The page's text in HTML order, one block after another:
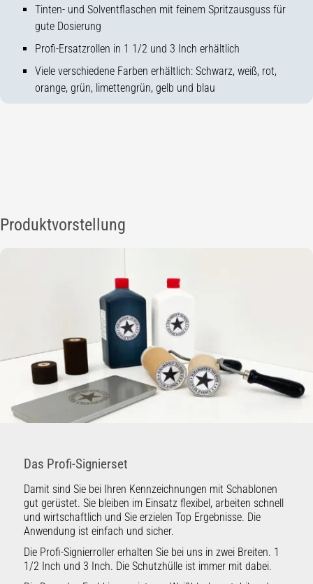
Tinten- und Solventflaschen mit feinem Spritzausguss für
gute Dosierung
Profi-Ersatzrollen in 1 1/2 und 3 Inch erhältlich
Viele verschiedene Farben erhältlich: Schwarz, weiß, rot,
orange, grün, limettengrün, gelb und blau
Produktvorstellung
Das Profi-Signierset
Damit sind Sie bei Ihren Kennzeichnungen mit Schablonen
gut gerüstet. Sie bleiben im Einsatz flexibel, arbeiten schnell
und wirtschaftlich und Sie erzielen Top Ergebnisse. Die
Anwendung ist einfach und sicher.
Die Profi-Signierroller erhalten Sie bei uns in zwei Breiten. 1
1/2 Inch und 3 Inch. Die Schutzhülle ist immer mit dabei.